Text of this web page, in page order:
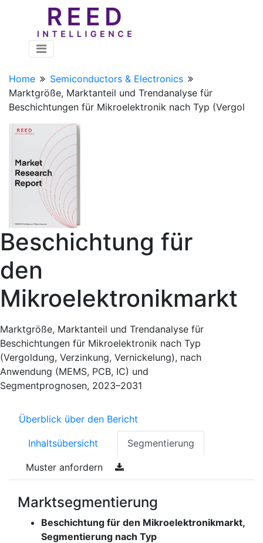
Home
Semiconductors & Electronics
Marktgröße, Marktanteil und Trendanalyse für
Beschichtungen für Mikroelektronik nach Typ (Vergol
Beschichtung für
den
Mikroelektronikmarkt
Marktgröße, Marktanteil und Trendanalyse für
Beschichtungen für Mikroelektronik nach Typ
(Vergoldung, Verzinkung, Vernickelung), nach
Anwendung (MEMS, PCB, IC) und
Segmentprognosen, 2023–2031
Überblick über den Bericht
Inhaltsübersicht Segmentierung
Muster anfordern
Marktsegmentierung
Beschichtung für den Mikroelektronikmarkt,
Segmentierung nach Typ